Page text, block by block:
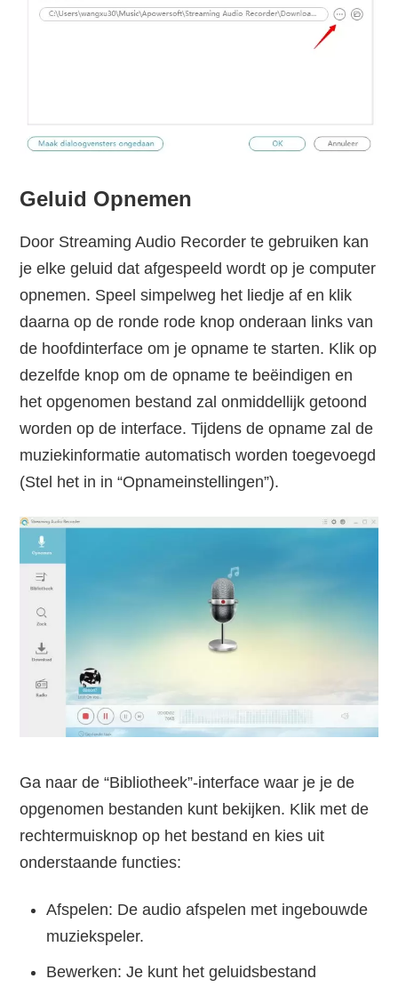
Geluid Opnemen
Door Streaming Audio Recorder te gebruiken kan
je elke geluid dat afgespeeld wordt op je computer
opnemen. Speel simpelweg het liedje af en klik
daarna op de ronde rode knop onderaan links van
de hoofdinterface om je opname te starten. Klik op
dezelfde knop om de opname te beëindigen en
het opgenomen bestand zal onmiddellijk getoond
worden op de interface. Tijdens de opname zal de
muziekinformatie automatisch worden toegevoegd
(Stel het in in “Opnameinstellingen”).
Ga naar de “Bibliotheek”-interface waar je je de
opgenomen bestanden kunt bekijken. Klik met de
rechtermuisknop op het bestand en kies uit
onderstaande functies:
Afspelen: De audio afspelen met ingebouwde
muziekspeler.
Bewerken: Je kunt het geluidsbestand